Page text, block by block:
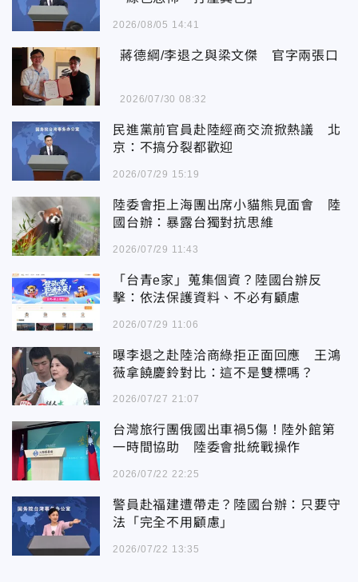
2026/08/05 14:41
蔣德綱/李退之與梁文傑 官字兩張口
2026/07/30 08:32
民進黨前官員赴陸經商交流掀熱議 北
京：不搞分裂都歡迎
2026/07/29 15:19
陸委會拒上海團出席小貓熊見面會 陸
國台辦：暴露台獨對抗思維
2026/07/29 11:43
「台青e家」蒐集個資？陸國台辦反
擊：依法保護資料、不必有顧慮
2026/07/29 11:06
曝李退之赴陸洽商綠拒正面回應 王鴻
薇拿饒慶鈴對比：這不是雙標嗎？
2026/07/27 21:07
台灣旅行團俄國出車禍5傷！陸外館第
一時間協助 陸委會批統戰操作
2026/07/22 22:25
警員赴福建遭帶走？陸國台辦：只要守
法「完全不用顧慮」
2026/07/22 13:35